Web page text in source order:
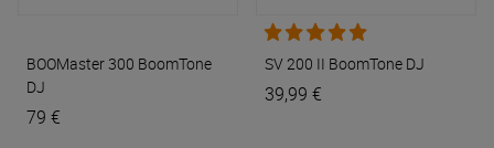
BOOMaster 300 BoomTone
DJ
79 €
SV 200 II BoomTone DJ
39,99 €